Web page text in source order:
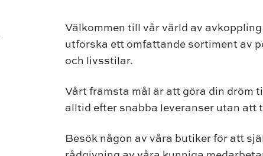
Välkommen till vår värld av
utforska ett omfattande sortiment av
och livsstilar.
Vårt främsta mål är att göra din dröm
alltid efter snabba leveranser utan att
Besök någon av våra butiker för att